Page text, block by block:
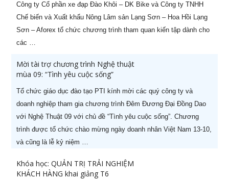
Công ty Cổ phần xe đạp Đào Khôi – DK Bike và Công ty TNHH
Chế biến và Xuất khẩu Nông Lâm sản Lạng Sơn – Hoa Hồi Lạng
Sơn – Aforex tổ chức chương trình tham quan kiến tập dành cho
các …
Mời tài trợ chương trình Nghệ thuật
mùa 09: “Tình yêu cuộc sống”
Tổ chức giáo dục đào tạo PTI kính mời các quý công ty và
doanh nghiệp tham gia chương trình Đêm Đương Đại Đồng Dao
với Nghệ Thuật 09 với chủ đề “Tình yêu cuộc sống”. Chương
trình được tổ chức chào mừng ngày doanh nhân Việt Nam 13-10,
và cũng là lễ kỷ niệm …
Khóa học: QUẢN TRỊ TRẢI NGHIỆM
KHÁCH HÀNG khai giảng T6
4
Khoá học CFO – Giám đốc Tài
chính chuyên nghiệp
24/08/2026
6
CPO - Giám đốc sản xuất
chuyên nghiệp (-50%)
7
Khoá học Nghệ thuật thương
lượng & đàm phán (-50%)
06/08/2026
8
Khoá học Kỹ năng bán hàng
9
[ZOOM ONLINE] Khoá học CEO